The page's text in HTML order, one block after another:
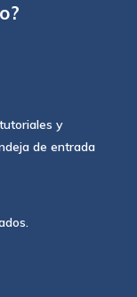
y
de entrada